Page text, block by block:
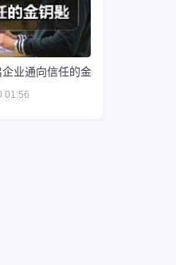
业通向信任的金钥匙
01:56